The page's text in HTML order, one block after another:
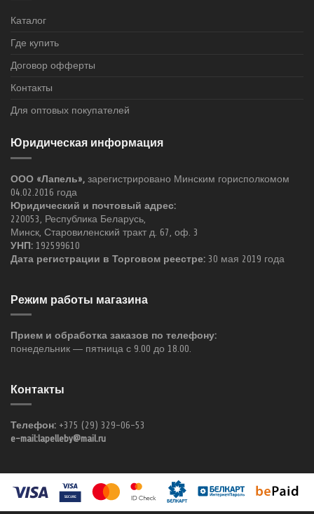
Каталог
Где купить
Договор офферты
Контакты
Для оптовых покупателей
Юридическая информация
ООО «Лапель»,зарегистрировано Минским горисполкомом
04.02.2016 года
Юридический и почтовый адрес:
220053, Республика Беларусь,
Минск, Старовиленский тракт д. 67, оф. 3
УНП:192599610
Дата регистрации в Торговом реестре:30 мая 2019 года
Режим работы магазина
Прием и обработка заказов по телефону:
понедельник — пятница с 9.00 до 18.00.
Контакты
Телефон:+375 (29) 329-06-53
e-mail:lapelleby@mail.ru